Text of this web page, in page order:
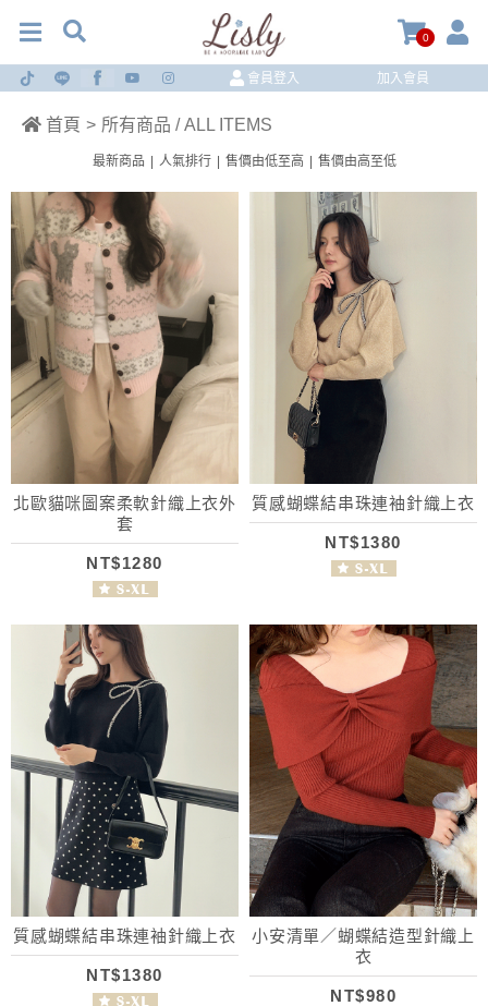
0
會員登入 加入會員
首頁 > 所有商品 / ALL ITEMS
最新商品 人氣排行 售價由低至高 售價由高至低
北歐貓咪圖案柔軟針織上衣外
套
NT$1280
質感蝴蝶結串珠連袖針織上衣
NT$1380
質感蝴蝶結串珠連袖針織上衣
NT$1380
小安清單／蝴蝶結造型針織上
衣
NT$980